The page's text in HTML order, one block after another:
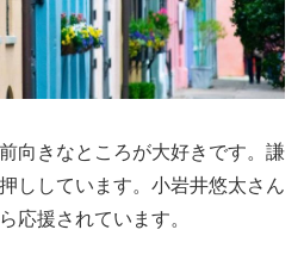
向きなところが大好きです。謙
ししています。小岩井悠太さん
応援されています。